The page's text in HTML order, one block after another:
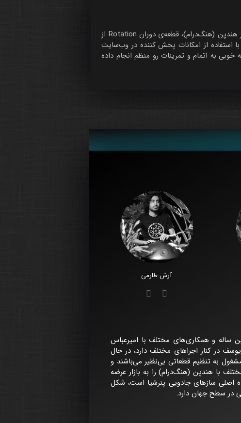
در این جلسه، استاد عرفان قوی‌قلب با استفاده از الگوهای ریتمیک آموزش داده شده در جلسات قبل با ساز هندپن (هنگ‌درام)، قطعه‌ی دوران Rotation از
استفاده از امکانات پخش کننده در وب‌سایت
به اتمام و تمرینات رو منظم انجام داده
آرش طارمی
ساله و همکاری‌های مختلف با امیرعباس
یوسف در کنار اجراهای مختلف دارد، در حال
به تنظیم قطعاتی بی‌نظیر می‌باشند و
با هندپن (هنگ‌درام) را به بازار عرضه
حیدری که سازنده اصلی سازهای جادویی پنرشیا است، شکل
در سطح جهان دارد.